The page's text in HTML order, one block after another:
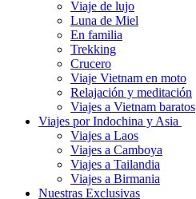
Viaje de lujo
Luna de Miel
En familia
Trekking
Crucero
Viaje Vietnam en moto
Relajación y meditación
Viajes a Vietnam baratos
Viajes por Indochina y Asia
Viajes a Laos
Viajes a Camboya
Viajes a Tailandia
Viajes a Birmania
Nuestras Exclusivas